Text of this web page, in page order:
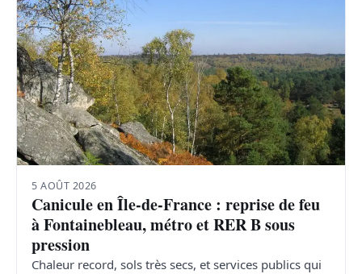
5 AOÛT 2026
Canicule en Île-de-France : reprise de feu
à Fontainebleau, métro et RER B sous
pression
Chaleur record, sols très secs, et services publics qui